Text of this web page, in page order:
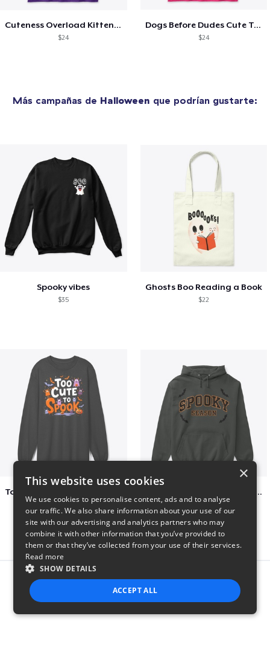
Cuteness Overload Kitten Tee
$24
Dogs Before Dudes Cute Tee
$24
Más campañas de Halloween que podrían gustarte:
Spooky vibes
$35
Ghosts Boo Reading a Book
$22
Varsity Halloween Spooky Season Letter
Report this product
×
This website uses cookies
We use cookies to personalise content, ads and to analyse
our traffic. We also share information about your use of our
site with our advertising and analytics partners who may
combine it with other information that you’ve provided to
them or that they’ve collected from your use of their services.
Read more
SHOW DETAILS
ACCEPT ALL
STRICTLY NECESSARY PERFORMANCE